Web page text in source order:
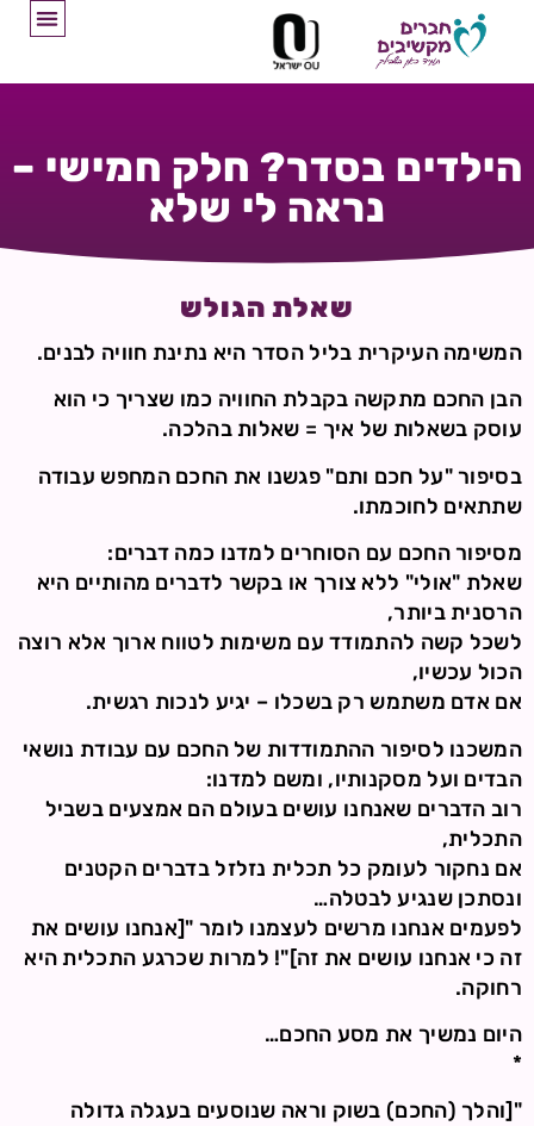
הילדים בסדר? חלק חמישי –
נראה לי שלא
שאלת הגולש
המשימה העיקרית בליל הסדר היא נתינת חוויה לבנים.
הבן החכם מתקשה בקבלת החוויה כמו שצריך כי הוא
עוסק בשאלות של איך = שאלות בהלכה.
בסיפור "על חכם ותם" פגשנו את החכם המחפש עבודה
שתתאים לחוכמתו.
מסיפור החכם עם הסוחרים למדנו כמה דברים:
שאלת "אולי" ללא צורך או בקשר לדברים מהותיים היא
הרסנית ביותר,
לשכל קשה להתמודד עם משימות לטווח ארוך אלא רוצה
הכול עכשיו,
אם אדם משתמש רק בשכלו – יגיע לנכות רגשית.
המשכנו לסיפור ההתמודדות של החכם עם עבודת נושאי
הבדים ועל מסקנותיו, ומשם למדנו:
רוב הדברים שאנחנו עושים בעולם הם אמצעים בשביל
התכלית,
אם נחקור לעומק כל תכלית נזלזל בדברים הקטנים
ונסתכן שנגיע לבטלה…
לפעמים אנחנו מרשים לעצמנו לומר "[אנחנו עושים את
זה כי אנחנו עושים את זה]"! למרות שכרגע התכלית היא
רחוקה.
היום נמשיך את מסע החכם…
*
"[והלך (החכם) בשוק וראה שנוסעים בעגלה גדולה